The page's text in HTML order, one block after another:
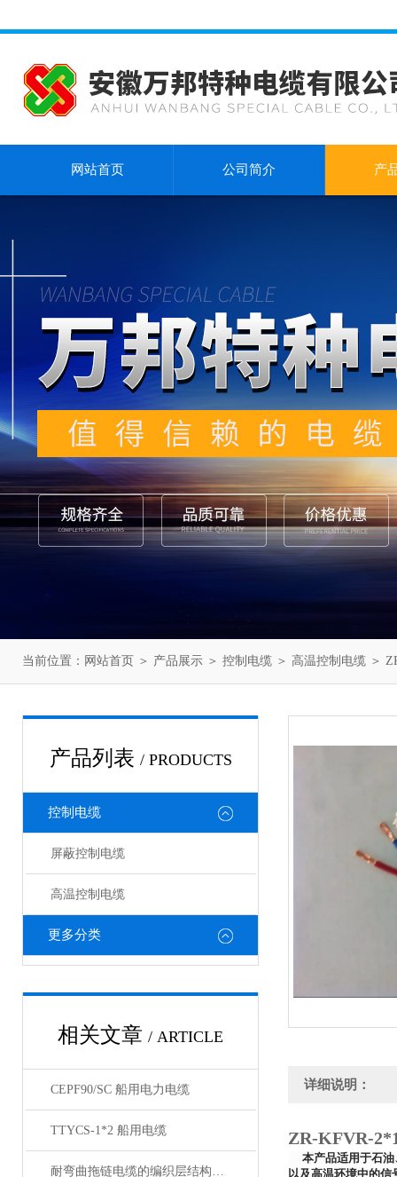
网站首页 公司简介 产
当前位置： 网站首页 ＞ 产品展示 ＞ 控制电缆 ＞ 高温控制电缆 ＞
产品列表 / PRODUCTS
控制电缆
屏蔽控制电缆
高温控制电缆
更多分类
相关文章 / ARTICLE
CEPF90/SC 船用电力电缆
TTYCS-1*2 船用电缆
耐弯曲拖链电缆的编织层结构有哪几种
详细说明：
ZR-KFVR-
本产品适用于石油
以及高温环境中的信